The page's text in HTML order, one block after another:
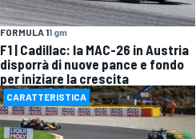
FORMULA 11 gm
F1 | Cadillac: la MAC-26 in Austria
disporrà di nuove pance e fondo
per iniziare la crescita
CARATTERISTICA